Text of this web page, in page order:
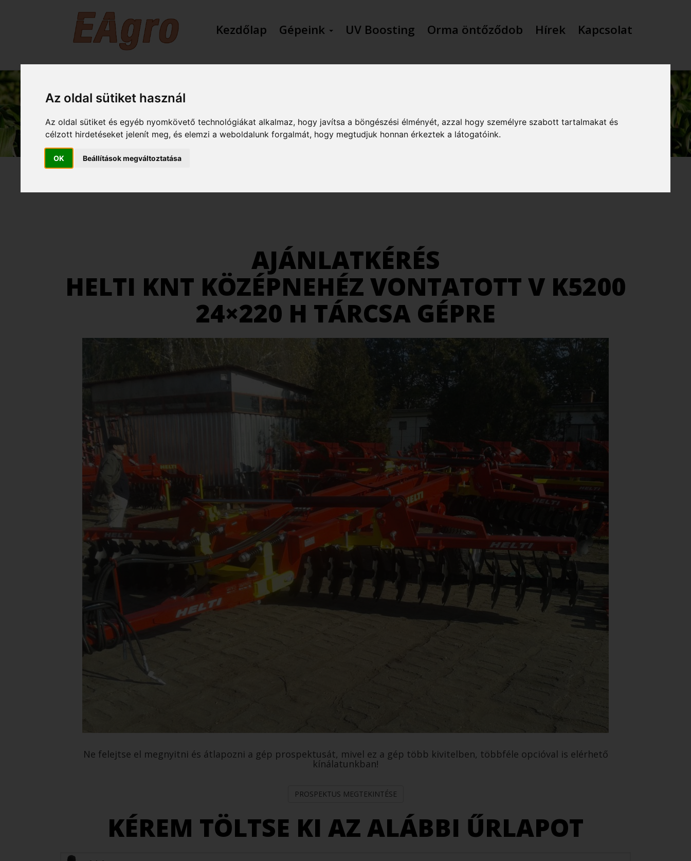
Az oldal sütiket használ
Az oldal sütiket és egyéb nyomkövető technológiákat alkalmaz, hogy javítsa a böngészési élményét, azzal hogy személyre szabott tartalmakat és
célzott hirdetéseket jelenít meg, és elemzi a weboldalunk forgalmát, hogy megtudjuk honnan érkeztek a látogatóink.
OK Beállítások megváltoztatása
Kezdőlap Gépeink UV Boosting Orma öntőződob Hírek Kapcsolat
AJÁNLATKÉRÉS
HELTI KNT KÖZÉPNEHÉZ VONTATOTT V K5200
24×220 H TÁRCSA GÉPRE
Ne felejtse el megnyitni és átlapozni a gép prospektusát, mivel ez a gép több kivitelben, többféle opcióval is elérhető
kínálatunkban!
PROSPEKTUS MEGTEKINTÉSE
KÉREM TÖLTSE KI AZ ALÁBBI ŰRLAPOT